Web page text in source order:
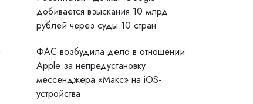
добивается взыскания 10 млрд
рублей через суды 10 стран
ФАС возбудила дело в отношении
Apple за непредустановку
мессенджера «Макс» на iOS-
устройства